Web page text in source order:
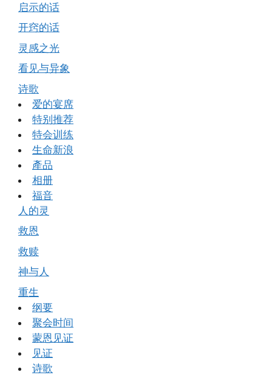
启示的话
开窍的话
灵感之光
看见与异象
诗歌
爱的宴席
特别推荐
特会训练
生命新浪
產品
相册
福音
人的灵
救恩
救赎
神与人
重生
纲要
聚会时间
蒙恩见证
见证
诗歌